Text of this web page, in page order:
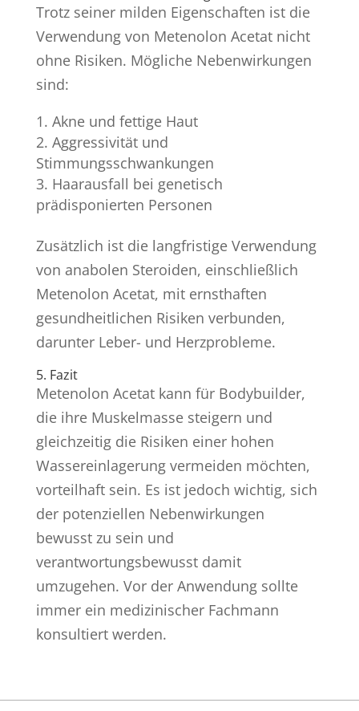
Trotz seiner milden Eigenschaften ist die
Verwendung von Metenolon Acetat nicht
ohne Risiken. Mögliche Nebenwirkungen
sind:
Akne und fettige Haut
Aggressivität und
Stimmungsschwankungen
Haarausfall bei genetisch
prädisponierten Personen
Zusätzlich ist die langfristige Verwendung
von anabolen Steroiden, einschließlich
Metenolon Acetat, mit ernsthaften
gesundheitlichen Risiken verbunden,
darunter Leber- und Herzprobleme.
5. Fazit
Metenolon Acetat kann für Bodybuilder,
die ihre Muskelmasse steigern und
gleichzeitig die Risiken einer hohen
Wassereinlagerung vermeiden möchten,
vorteilhaft sein. Es ist jedoch wichtig, sich
der potenziellen Nebenwirkungen
bewusst zu sein und
verantwortungsbewusst damit
umzugehen. Vor der Anwendung sollte
immer ein medizinischer Fachmann
konsultiert werden.